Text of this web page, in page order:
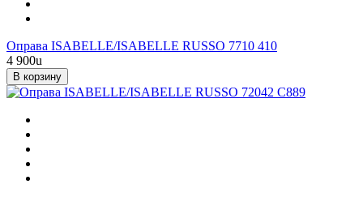
Оправа ISABELLE/ISABELLE RUSSO 7710 410
4 900u
В корзину